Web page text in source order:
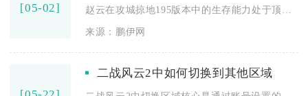
[05-02]
来源：鹏伊网
二战风云2中如何切换到其他区域